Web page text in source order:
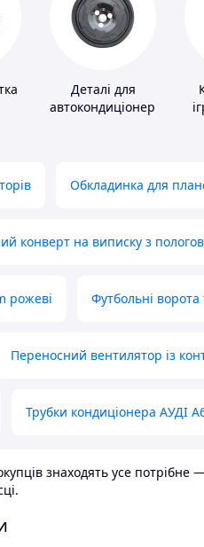
Деталі для
автокондиціонерів
Обкладинка для
конверт на виписку з
рожеві Футбольні
Переносний вентилятор із
Трубки кондиціонера АУДІ
знаходять усе потрібне